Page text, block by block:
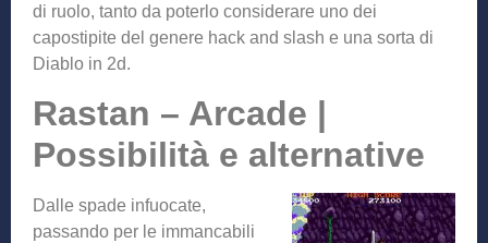
di ruolo, tanto da poterlo considerare uno dei
capostipite del genere hack and slash e una sorta di
Diablo in 2d.
Rastan – Arcade |
Possibilità e alternative
Dalle spade infuocate,
passando per le immancabili